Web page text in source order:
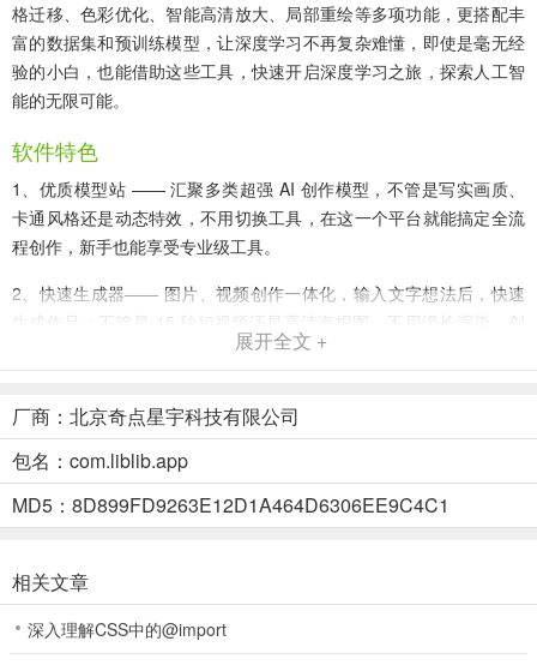
格迁移、色彩优化、智能高清放大、局部重绘等多项功能，更搭配丰
富的数据集和预训练模型，让深度学习不再复杂难懂，即使是毫无经
验的小白，也能借助这些工具，快速开启深度学习之旅，探索人工智
能的无限可能。
软件特色
1、优质模型站 —— 汇聚多类超强 AI 创作模型，不管是写实画质、
卡通风格还是动态特效，不用切换工具，在这一个平台就能搞定全流
程创作，新手也能享受专业级工具。
2、快速生成器—— 图片、视频创作一体化，输入文字想法后，快速
生成作品；不管是 15 秒短视频还是高清海报图，不用漫长渲染，创
转场、氛围光效等，小白也能轻松做出 “专业级大片”。
4、图片风格库 - 覆盖治愈手绘、赛博朋克、复古港风等数十种风格模
板，不管是做社交平台素材还是个人创作，一键套用就能 get 专业质
感。
5、海量灵感池 - 探索页汇聚全网创作者的优质作品，从萌系动画分镜
到氛围感大片脚本，每刷一页都是新灵感，帮你轻松跳出创作瓶颈。
展开全文 +
厂商：北京奇点星宇科技有限公司
包名：com.liblib.app
MD5：8D899FD9263E12D1A464D6306EE9C4C1
相关文章
深入理解CSS中的@import